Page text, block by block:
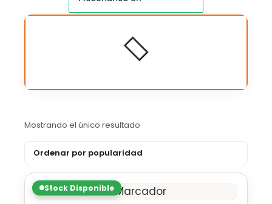
Mostrando el único resultado
Stock Disponible